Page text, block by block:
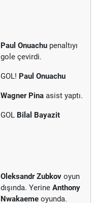
Paul Onuachu penaltıyı
gole çevirdi.
GOL! Paul Onuachu
Wagner Pina asist yaptı.
GOL Bilal Bayazit
Oleksandr Zubkov oyun
dışında. Yerine Anthony
Nwakaeme oyunda.